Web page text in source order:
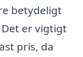
betydeligt
er vigtigt
pris, da